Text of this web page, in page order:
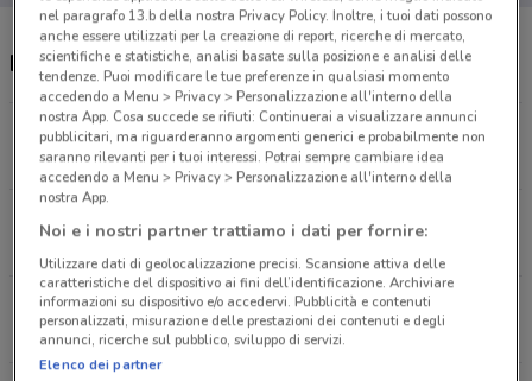
Negozi Fervi a Merate
VIA MAZZINI, 8 Merate
748 m
VIA NAZIONALE N. 31 Calco
2.6 km
nel paragrafo 13.b della nostra Privacy Policy. Inoltre, i tuoi dati possono
anche essere utilizzati per la creazione di report, ricerche di mercato,
scientifiche e statistiche, analisi basate sulla posizione e analisi delle
tendenze. Puoi modificare le tue preferenze in qualsiasi momento
accedendo a Menu > Privacy > Personalizzazione all'interno della
nostra App. Cosa succede se rifiuti: Continuerai a visualizzare annunci
pubblicitari, ma riguarderanno argomenti generici e probabilmente non
saranno rilevanti per i tuoi interessi. Potrai sempre cambiare idea
accedendo a Menu > Privacy > Personalizzazione all'interno della
nostra App.
Noi e i nostri partner trattiamo i dati per fornire:
Utilizzare dati di geolocalizzazione precisi. Scansione attiva delle
caratteristiche del dispositivo ai fini dell’identificazione. Archiviare
informazioni su dispositivo e/o accedervi. Pubblicità e contenuti
personalizzati, misurazione delle prestazioni dei contenuti e degli
annunci, ricerche sul pubblico, sviluppo di servizi.
Elenco dei partner